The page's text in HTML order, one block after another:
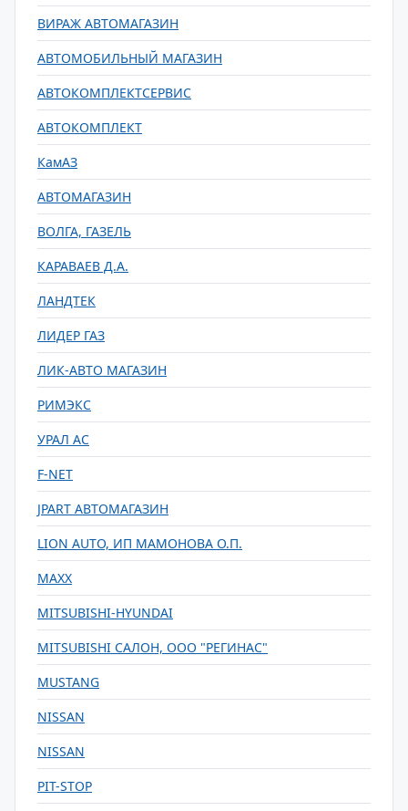
ВИРАЖ АВТОМАГАЗИН
АВТОМОБИЛЬНЫЙ МАГАЗИН
АВТОКОМПЛЕКТСЕРВИС
АВТОКОМПЛЕКТ
КамАЗ
АВТОМАГАЗИН
ВОЛГА, ГАЗЕЛЬ
КАРАВАЕВ Д.А.
ЛАНДТЕК
ЛИДЕР ГАЗ
ЛИК-АВТО МАГАЗИН
РИМЭКС
УРАЛ АС
F-NET
JPART АВТОМАГАЗИН
LION AUTO, ИП МАМОНОВА О.П.
MAXX
MITSUBISHI-HYUNDAI
MITSUBISHI САЛОН, ООО "РЕГИНАС"
MUSTANG
NISSAN
NISSAN
PIT-STOP